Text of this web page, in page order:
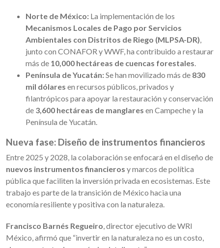
Norte de México: La implementación de los
Mecanismos Locales de Pago por Servicios
Ambientales con Distritos de Riego (MLPSA-DR),
junto con CONAFOR y WWF, ha contribuido a restaurar
más de 10,000 hectáreas de cuencas forestales.
Península de Yucatán:Se han movilizado más de 830
mil dólares en recursos públicos, privados y
filantrópicos para apoyar la restauración y conservación
de 3,600 hectáreas de manglares en Campeche y la
Península de Yucatán.
Nueva fase: Diseño de instrumentos financieros
Entre 2025 y 2028, la colaboración se enfocará en el diseño de
nuevos instrumentos financieros y marcos de política
pública que faciliten la inversión privada en ecosistemas. Este
trabajo es parte de la transición de México hacia una
economía resiliente y positiva con la naturaleza.
Francisco Barnés Regueiro, director ejecutivo de WRI
México, afirmó que “invertir en la naturaleza no es un costo,